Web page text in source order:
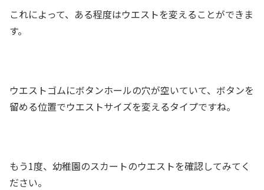
これによって、ある程度はウエストを変えることができま
す。
ウエストゴムにボタンホールの穴が空いていて、ボタンを
留める位置でウエストサイズを変えるタイプですね。
もう1度、幼稚園のスカートのウエストを確認してみてく
ださい。